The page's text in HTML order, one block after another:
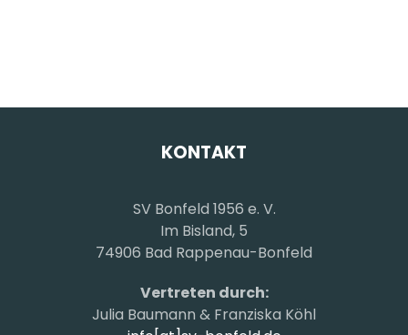
KONTAKT
SV Bonfeld 1956 e. V.
Im Bisland, 5
74906 Bad Rappenau-Bonfeld
Vertreten durch:
Julia Baumann & Franziska Köhl